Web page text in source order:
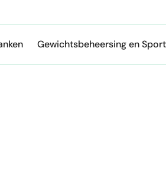
Gewichtsbeheersing en Sport